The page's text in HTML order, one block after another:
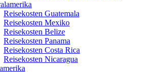
Reisekosten Guatemala
Reisekosten Mexiko
Reisekosten Belize
Reisekosten Panama
Reisekosten Costa Rica
Reisekosten Nicaragua